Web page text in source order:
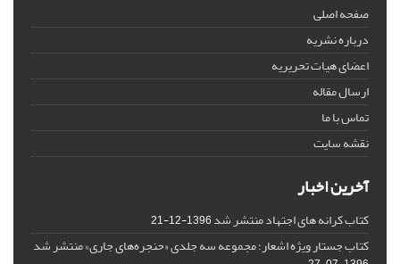
صفحه اصلی
درباره نشریه
اعضای هیات تحریریه
ارسال مقاله
تماس با ما
نقشه سایت
آخرین اخبار
کتاب کرانه های اجتهاد منتشر شد1396-12-21
کتاب جستار ویژه اشعار؛ مجموعه سه جلدی «حنجره‌های جاری» منتشر شد